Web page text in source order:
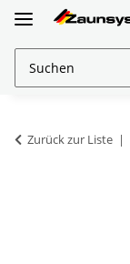
Zurück zur Liste